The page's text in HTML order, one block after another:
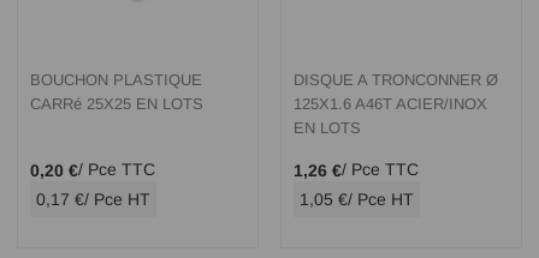
BOUCHON PLASTIQUE
CARRé 25X25 EN LOTS
0,20 €/ Pce TTC
0,17 €/ Pce HT
DISQUE A TRONCONNER Ø
125X1.6 A46T ACIER/INOX
EN LOTS
1,26 €/ Pce TTC
1,05 €/ Pce HT